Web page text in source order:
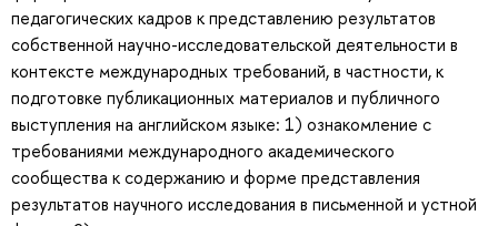
педагогических кадров к представлению результатов
собственной научно-исследовательской деятельности в
контексте международных требований, в частности, к
подготовке публикационных материалов и публичного
выступления на английском языке: 1) ознакомление с
требованиями международного академического
сообщества к содержанию и форме представления
результатов научного исследования в письменной и устной